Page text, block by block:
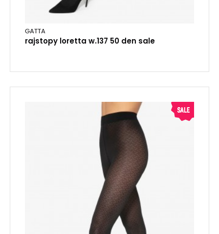
GATTA
rajstopy loretta w.137 50 den sale